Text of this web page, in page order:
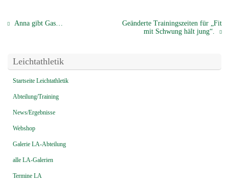
Anna gibt Gas…
Geänderte Trainingszeiten für „Fit
mit Schwung hält jung“.
Leichtathletik
Startseite Leichtathletik
Abteilung/Training
News/Ergebnisse
Webshop
Galerie LA-Abteilung
alle LA-Galerien
Termine LA